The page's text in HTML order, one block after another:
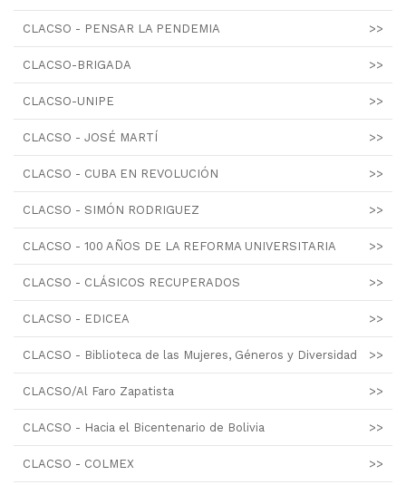
CLACSO - PENSAR LA PENDEMIA >>
CLACSO-BRIGADA >>
CLACSO-UNIPE >>
CLACSO - JOSÉ MARTÍ >>
CLACSO - CUBA EN REVOLUCIÓN >>
CLACSO - SIMÓN RODRIGUEZ >>
CLACSO - 100 AÑOS DE LA REFORMA UNIVERSITARIA >>
CLACSO - CLÁSICOS RECUPERADOS >>
CLACSO - EDICEA >>
CLACSO - Biblioteca de las Mujeres, Géneros y Diversidad >>
CLACSO/Al Faro Zapatista >>
CLACSO - Hacia el Bicentenario de Bolivia >>
CLACSO - COLMEX >>